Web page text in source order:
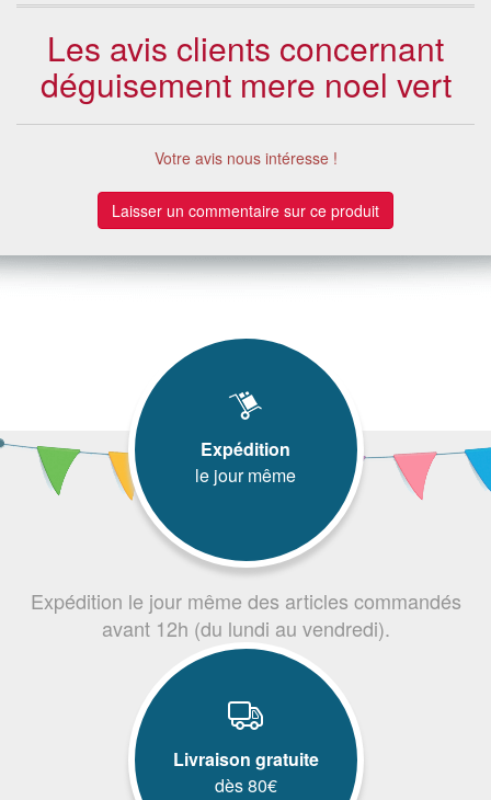
Les avis clients concernant
déguisement mere noel vert
Votre avis nous intéresse !
Laisser un commentaire sur ce produit
Expédition
le jour même
Expédition le jour même des articles commandés
avant 12h (du lundi au vendredi).
Livraison gratuite
dès 80€